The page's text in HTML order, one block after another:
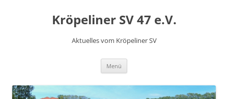
Kröpeliner SV 47 e.V.
Aktuelles vom Kröpeliner SV
Menü